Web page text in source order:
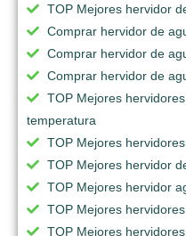
TOP Mejores hervidor
Comprar hervidor de
Comprar hervidor de
Comprar hervidor de
TOP Mejores
temperatura
TOP Mejores
TOP Mejores hervidor
TOP Mejores hervidor
TOP Mejores
TOP Mejores